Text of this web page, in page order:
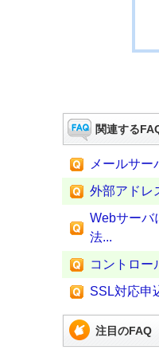
関連する
メールサ
外部アドレ
Webサーバ
法...
コントロー
SSL対応申
注目のFAQ